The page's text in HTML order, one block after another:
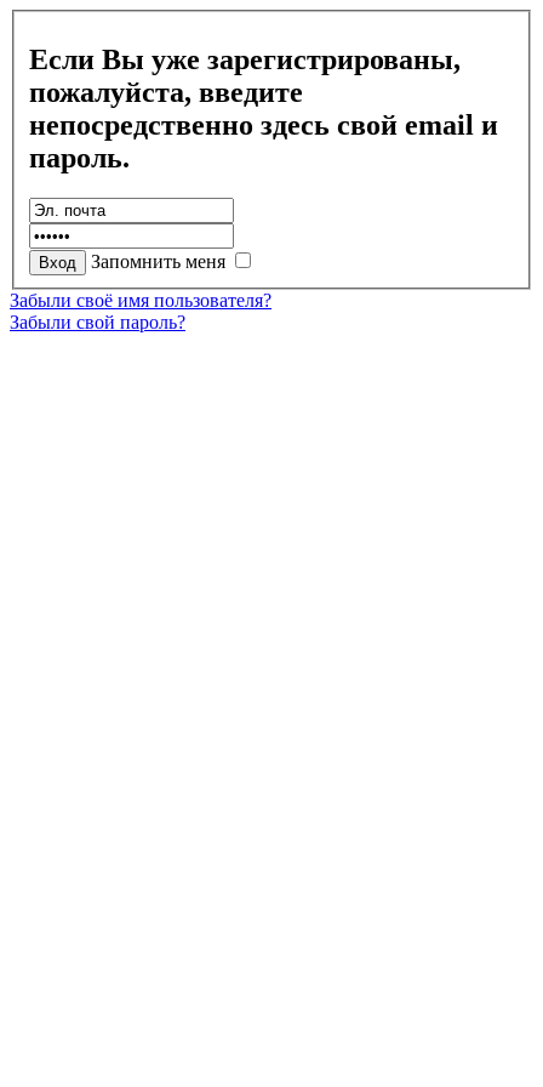
Если Вы уже зарегистрированы,
пожалуйста, введите
непосредственно здесь свой email и
пароль.
Запомнить меня
Забыли своё имя пользователя?
Забыли свой пароль?